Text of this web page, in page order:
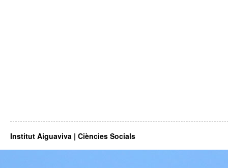
Institut Aiguaviva | Ciències Socials